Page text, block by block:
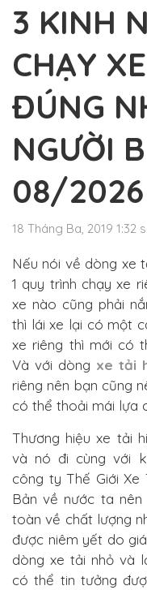
3 KINH
CHẠY
ĐÚNG
NGƯỜI
08/2026
18 Tháng Ba, 2019 1:32
Nếu nói về dòng xe
1 quy trình chạy xe
xe nào cũng phải
thì lái xe lại có một
xe riêng thì mới có
Và với dòng xe tải
riêng nên bạn cũng
có thể thoải mái lựa
Thương hiệu xe tải
và nó đi cùng với
công ty Thế Giới
Bản về nước ta
toàn về chất lượng
được niêm yết do
dòng xe tải nhỏ và
có thể tin tưởng